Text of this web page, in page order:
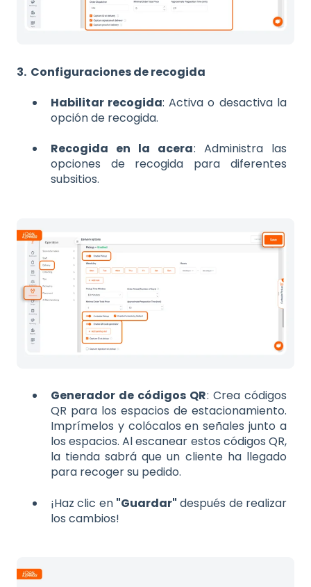
3. Configuraciones de recogida
Habilitar recogida: Activa o desactiva la
opción de recogida.
Recogida en la acera: Administra las
opciones de recogida para diferentes
subsitios.
Generador de códigos QR: Crea códigos
QR para los espacios de estacionamiento.
Imprímelos y colócalos en señales junto a
los espacios. Al escanear estos códigos QR,
la tienda sabrá que un cliente ha llegado
para recoger su pedido.
¡Haz clic en "Guardar" después de realizar
los cambios!